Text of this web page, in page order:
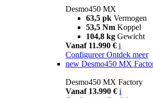
Desmo450 MX
63,5 pk Vermogen
53,5 Nm Koppel
104,8 kg Gewicht
Vanaf 11.990 € i
Configureer Ontdek meer
new Desmo450 MX
Desmo450 MX Factory
Vanaf 13.990 € i